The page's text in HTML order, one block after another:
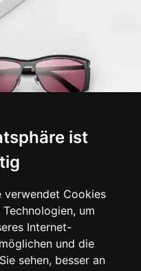
ist
verwendet Cookies
um
Internet-
und die
sehen, besser an
Optik
Wie
Alltag
Wie spezielle